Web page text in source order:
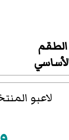
الطقم
لاعبو